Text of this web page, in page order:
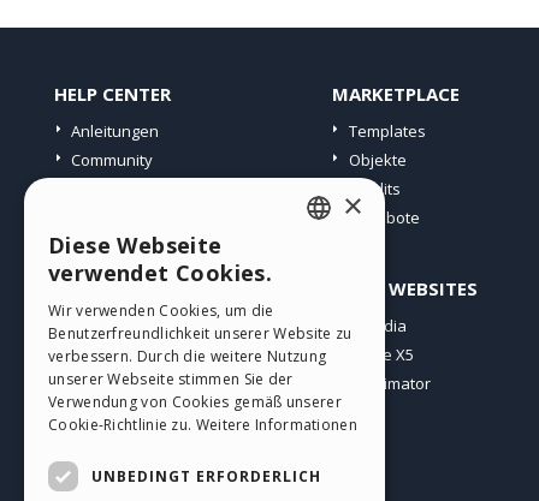
HELP CENTER
Anleitungen
Community
MARKETPLACE
Templates
Objekte
Credits
Angebote
PROFIL
Meine Beiträge
Meine Lizenz
Download
Webhosting
ANDERE WEBSITES
Incomedia
WebSite X5
WebAnimator
GERMAN
SPANISH
PORTUGUESE
×
Diese Webseite
verwendet Cookies.
Wir verwenden Cookies, um die
Benutzerfreundlichkeit unserer Website zu
verbessern. Durch die weitere Nutzung
unserer Webseite stimmen Sie der
Verwendung von Cookies gemäß unserer
Cookie-Richtlinie zu. Weitere Informationen
UNBEDINGT ERFORDERLICH